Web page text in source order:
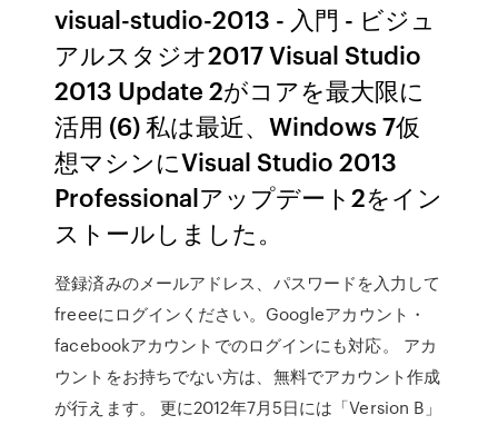
visual-studio-2013 - 入門 - ビジュ
アルスタジオ2017 Visual Studio
2013 Update 2がコアを最大限に
活用 (6) 私は最近、Windows 7仮
想マシンにVisual Studio 2013
Professionalアップデート2をイン
ストールしました。
登録済みのメールアドレス、パスワードを入力して
freeeにログインください。Googleアカウント・
facebookアカウントでのログインにも対応。 アカ
ウントをお持ちでない方は、無料でアカウント作成
が行えます。 更に2012年7月5日には「Version B」